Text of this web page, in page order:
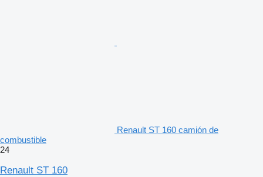
Renault ST 160 camión de
combustible
24
Renault ST 160